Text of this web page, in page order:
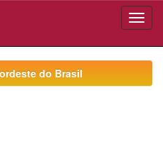
do Brasil